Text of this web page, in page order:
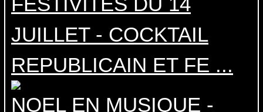
JUILLET - COCKTAIL
REPUBLICAIN ET FE ...
NOEL EN MUSIQUE -